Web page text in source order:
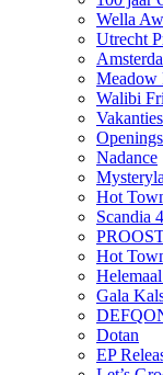
Wella
Utrecht
Meadow
Walibi
Nadance
Hot
Scandia
Hot
Gala
Dotan
EP